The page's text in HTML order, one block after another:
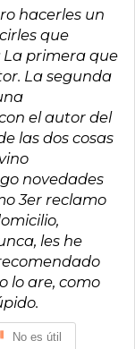
hacerles un
que
La primera que
La segunda
el autor del
las dos cosas
novedades
3er reclamo
les he
lo are, como
No es útil